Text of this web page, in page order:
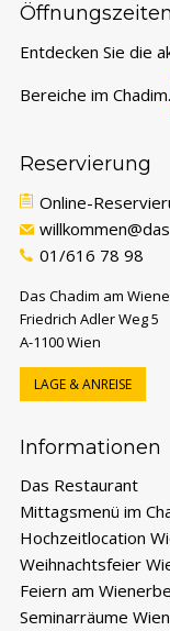
Öffnungszeiten
Entdecken Sie die
Bereiche im Chadim.
Reservierung
Online-
01/616 78 98
Das Chadim am
Friedrich Adler Weg 5
A-1100 Wien
LAGE & ANREISE
Informationen
Das Restaurant
Mittagsmenü im
Hochzeitlocation
Weihnachtsfeier
Feiern am
Seminarräume